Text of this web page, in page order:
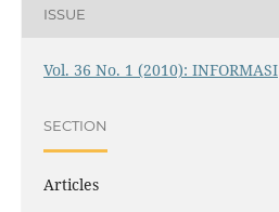
ISSUE
Vol. 36 No. 1 (2010): INFORMASI
SECTION
Articles